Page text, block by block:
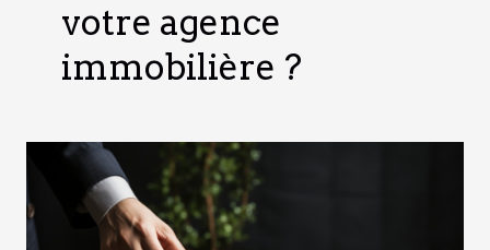
votre agence
immobilière ?